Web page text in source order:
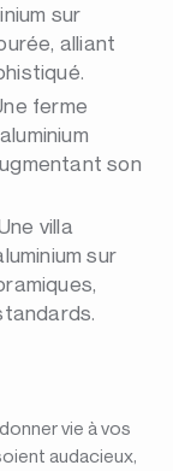
sur
alliant
ferme
son
villa
sur
vie à vos
audacieux,